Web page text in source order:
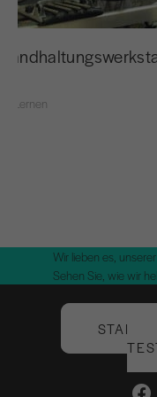
Lernen
Wir lieben es,
Sehen Sie, wie wir